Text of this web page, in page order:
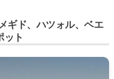
ギド、ハツォル、ベエ
ット